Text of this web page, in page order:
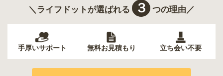
＼ライフドットが選ばれる ３ つの理由／
手厚いサポート 無料お見積もり 立ち会い不要